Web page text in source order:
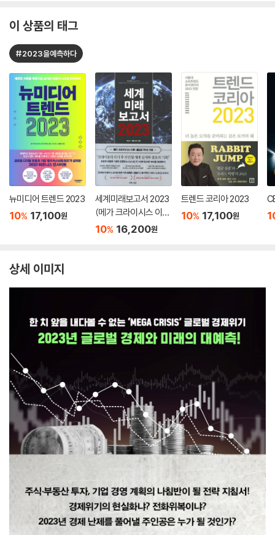
이 상품의 태그
#2023을예측하다
뉴미디어 트렌드 2023
10% 17,100원
세계미래보고서 2023
(메가 크라이시스 이후
새로운 부의 기회)
10% 16,200원
트렌드 코리아 2023
10% 17,100원
상세 이미지